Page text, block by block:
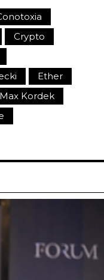
Crypto
Ether
Max Kordek